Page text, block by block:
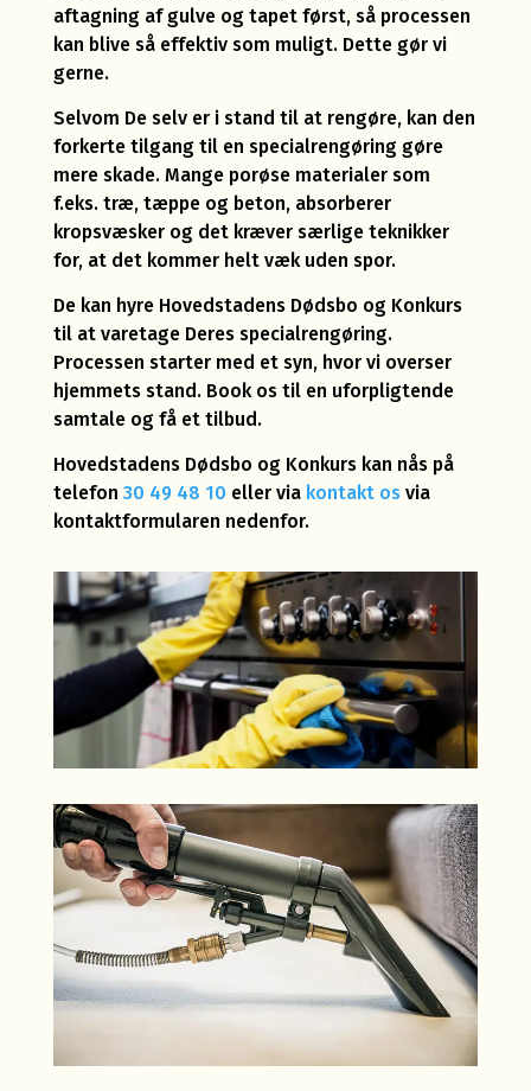
aftagning af gulve og tapet først, så processen
kan blive så effektiv som muligt. Dette gør vi
gerne.
Selvom De selv er i stand til at rengøre, kan den
forkerte tilgang til en specialrengøring gøre
mere skade. Mange porøse materialer som
f.eks. træ, tæppe og beton, absorberer
kropsvæsker og det kræver særlige teknikker
for, at det kommer helt væk uden spor.
De kan hyre Hovedstadens Dødsbo og Konkurs
til at varetage Deres specialrengøring.
Processen starter med et syn, hvor vi overser
hjemmets stand. Book os til en uforpligtende
samtale og få et tilbud.
Hovedstadens Dødsbo og Konkurs kan nås på
telefon 30 49 48 10 eller via kontakt os via
kontaktformularen nedenfor.